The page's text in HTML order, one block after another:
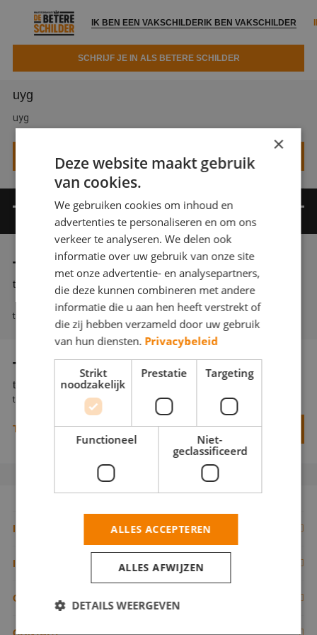
IK BEN EEN VAKSCHILDERIK BEN VAKSCHILDER
SCHRIJF JE IN ALS BETERE SCHILDER
Documenten
Kennisbank
Trainingen
Infopakket
Verfspuitbedrijf?
IK ZOEK EEN VAKSCHILDER
Waarom de betere schilder?
Binnenschilderwerk
DIRECT EEN OFFERTE
Over ons
Nieuws & blog
Veelgestelde vragen
Contact
UYFGUYUYG
uyg
uyg
TY
ty
ty
TEST
test
test
TEST EEN OFFERTE AANVRAGEN
IK BEN EEN VAKSCHILDER
IK ZOEK EEN VAKSCHILDER
OVERIGE PAGINA'S
×
Deze website maakt gebruik
van cookies.
We gebruiken cookies om inhoud en
advertenties te personaliseren en om ons
verkeer te analyseren. We delen ook
informatie over uw gebruik van onze site
met onze advertentie- en analysepartners,
die deze kunnen combineren met andere
informatie die u aan hen heeft verstrekt of
die zij hebben verzameld door uw gebruik
van hun diensten. Privacybeleid
Strikt
noodzakelijk
Prestatie Targeting
Functioneel
Niet-
geclassificeerd
ALLES ACCEPTEREN
ALLES AFWIJZEN
DETAILS WEERGEVEN